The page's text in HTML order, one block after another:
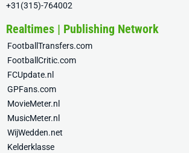
+31(315)-764002
Realtimes | Publishing Network
FootballTransfers.com
FootballCritic.com
FCUpdate.nl
GPFans.com
MovieMeter.nl
MusicMeter.nl
WijWedden.net
Kelderklasse